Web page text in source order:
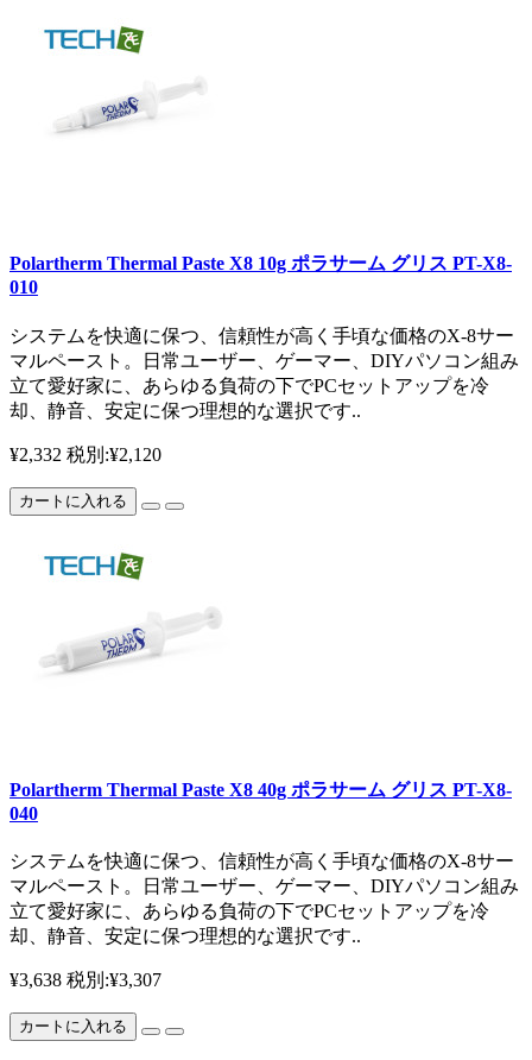
Polartherm Thermal Paste X8 10g ポラサーム グリス PT-X8-
010
システムを快適に保つ、信頼性が高く手頃な価格のX-8サー
マルペースト。日常ユーザー、ゲーマー、DIYパソコン組み
立て愛好家に、あらゆる負荷の下でPCセットアップを冷
却、静音、安定に保つ理想的な選択です..
¥2,332 税別:¥2,120
カートに入れる
Polartherm Thermal Paste X8 40g ポラサーム グリス PT-X8-
040
システムを快適に保つ、信頼性が高く手頃な価格のX-8サー
マルペースト。日常ユーザー、ゲーマー、DIYパソコン組み
立て愛好家に、あらゆる負荷の下でPCセットアップを冷
却、静音、安定に保つ理想的な選択です..
¥3,638 税別:¥3,307
カートに入れる